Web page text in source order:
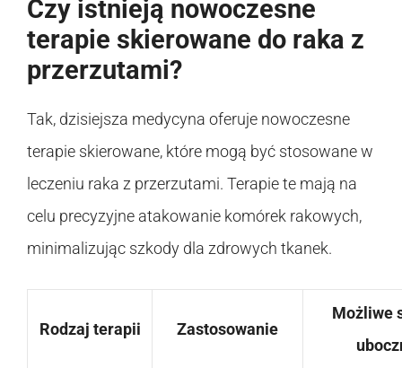
Czy istnieją nowoczesne
terapie skierowane do raka z
przerzutami?
Tak, dzisiejsza medycyna oferuje nowoczesne
terapie skierowane, które mogą być stosowane w
leczeniu raka z przerzutami. Terapie te mają na
celu precyzyjne atakowanie komórek rakowych,
minimalizując szkody dla zdrowych tkanek.
Rodzaj terapii Zastosowanie
Możliwe